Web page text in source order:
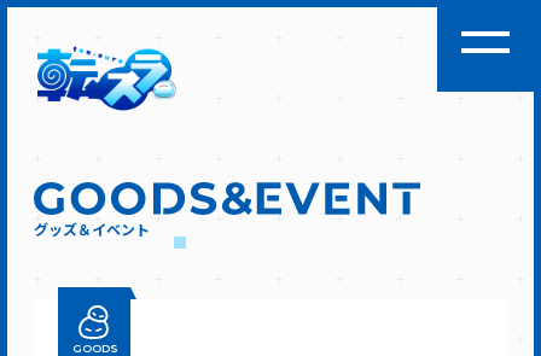
グッズ＆イベント
GOODS